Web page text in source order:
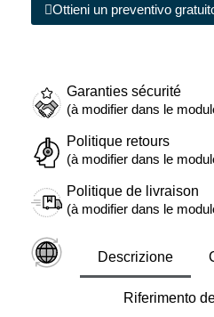
Ottieni un preventivo
Garanties sécurité
(à modifier dans le
Politique retours
(à modifier dans le
Politique de livraison
(à modifier dans le
Descrizione
Riferimento